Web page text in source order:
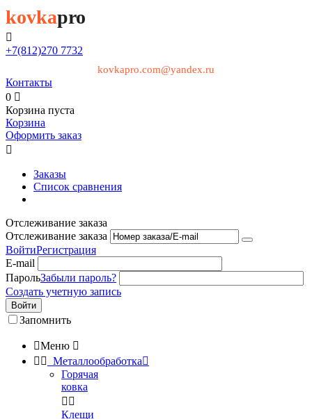
kovkapro

+7(812)270 7732
kovkapro.com@yandex.ru
Контакты
0 
Корзина пуста
Корзина
Оформить заказ

Заказы
Список сравнения
Отслеживание заказа
Отслеживание заказа
ВойтиРегистрация
E-mail
ПарольЗабыли пароль?
Создать учетную запись
Войти
Запомнить
Меню 
  Металлообработка
Горячая
ковка
 
Клещи